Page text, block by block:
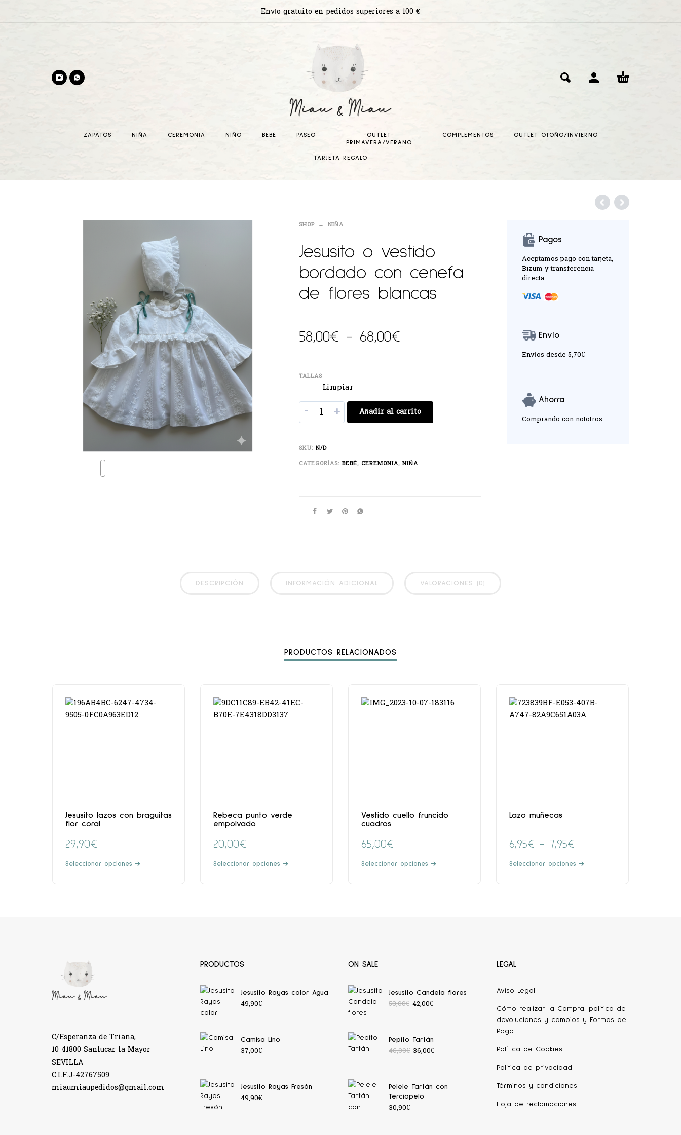
Envío gratuito en pedidos superiores a 100 €
ZAPATOS NIÑA CEREMONIA NIÑO BEBÉ PASEO
OUTLET
PRIMAVERA/VERANO
COMPLEMENTOS OUTLET OTOÑO/INVIERNO
TARJETA REGALO
SHOP NIÑA
Jesusito o vestido
bordado con cenefa
de flores blancas
58,00€ - 68,00€
TALLAS
Limpiar
- + Añadir al carrito
SKU: N/D
CATEGORÍAS: BEBÉ, CEREMONIA, NIÑA
Pagos
Aceptamos pago con tarjeta,
Bizum y transferencia
directa
Envío
Envíos desde 5,70€
Ahorra
Comprando con nototros
DESCRIPCIÓN INFORMACIÓN ADICIONAL VALORACIONES (0)
PRODUCTOS RELACIONADOS
Jesusito lazos con braguitas
flor coral
29,90€
Seleccionar opciones
Rebeca punto verde
empolvado
20,00€
Seleccionar opciones
Vestido cuello fruncido
cuadros
65,00€
Seleccionar opciones
Lazo muñecas
6,95€ - 7,95€
Seleccionar opciones
C/Esperanza de Triana,
10 41800 Sanlucar la Mayor
SEVILLA
C.I.F.J-42767509
miaumiaupedidos@gmail.com
PRODUCTOS
Jesusito Rayas color Agua
49,90€
Camisa Lino
37,00€
Jesusito Rayas Fresón
49,90€
ON SALE
Jesusito Candela flores
58,00€ 42,00€
Pepito Tartán
46,00€ 36,00€
Pelele Tartán con
Terciopelo
30,90€
LEGAL
Aviso Legal
Cómo realizar la Compra, política de
devoluciones y cambios y Formas de
Pago
Política de Cookies
Política de privacidad
Términos y condiciones
Hoja de reclamaciones